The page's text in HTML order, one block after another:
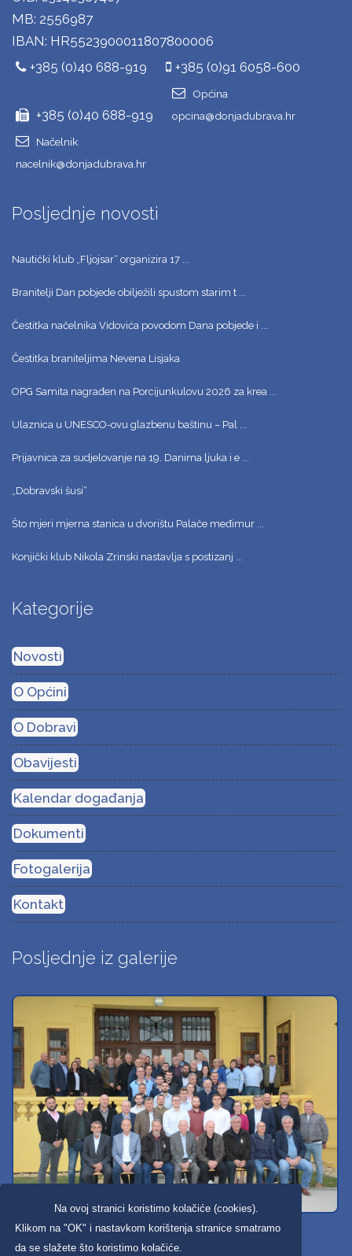
Na ovoj stranici koristimo kolačiće (cookies).
Klikom na "OK" i nastavkom korištenja stranice smatramo
da se slažete što koristimo kolačiće.
MB: 2556987
IBAN: HR5523900011807800006
+385 (0)40 688-919
+385 (0)91 6058-600
+385 (0)40 688-919
Općina
opcina@donjadubrava.hr
Načelnik
nacelnik@donjadubrava.hr
Posljednje novosti
Nautički klub „Fljojsar“ organizira 17 ...
Branitelji Dan pobjede obilježili spustom starim t ...
Čestitka načelnika Vidovića povodom Dana pobjede i ...
Čestitka braniteljima Nevena Lisjaka
OPG Samita nagrađen na Porcijunkulovu 2026 za krea ...
Ulaznica u UNESCO-ovu glazbenu baštinu – Pal ...
Prijavnica za sudjelovanje na 19. Danima ljuka i e ...
„Dobravski šusi“
Što mjeri mjerna stanica u dvorištu Palače međimur ...
Konjički klub Nikola Zrinski nastavlja s postizanj ...
Kategorije
Novosti
O Općini
O Dobravi
Obavijesti
Kalendar događanja
Dokumenti
Fotogalerija
Kontakt
Posljednje iz galerije
Svi dobravski košarkaši